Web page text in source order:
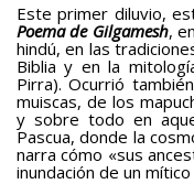
Este primer diluvio,
Poema de Gilgamesh,
hindú, en las
Biblia y en la
Pirra). Ocurrió
muiscas, de los
y sobre todo en
Pascua, donde la
narra cómo «sus
inundación de un